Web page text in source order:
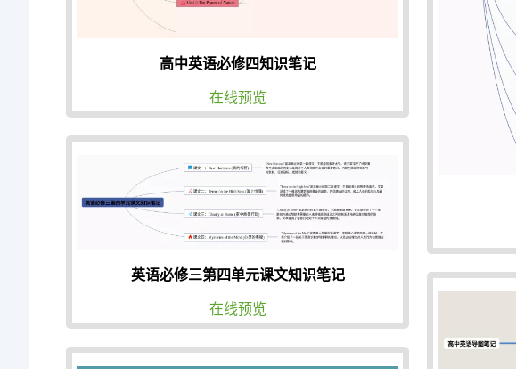
高中英语必修四知识笔记
在线预览
英语必修三第四单元课文知识笔记
在线预览